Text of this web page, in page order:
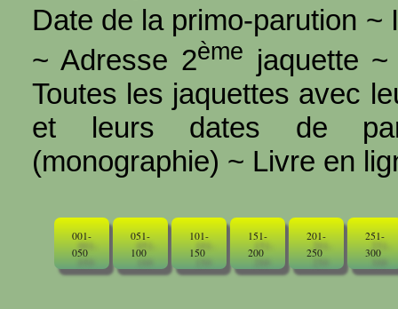
Date de la primo-parution ~
~ Adresse 2ème jaquette
Toutes les jaquettes avec
et leurs dates de
(monographie) ~ Livre en
001-
050
051-
100
101-
150
151-
200
201-
250
251-
300